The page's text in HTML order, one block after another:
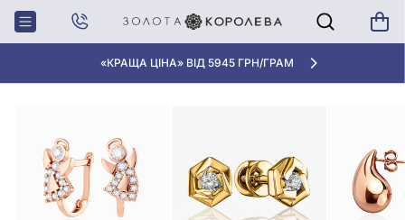
«КРАЩА ЦІНА» ВІД 5945 ГРН/ГРАМ
Головна Сережки Сережки у Вінниці
СЕРЕЖКИ У ВІННИЦІ